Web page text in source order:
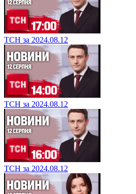
ТСН за 2024.08.12
ТСН за 2024.08.12
ТСН за 2024.08.12